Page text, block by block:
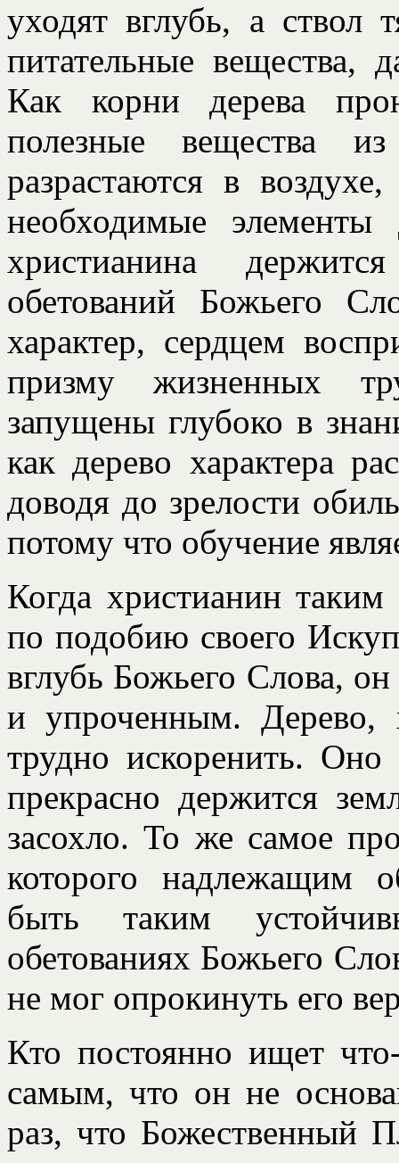
уходят вглубь, а ствол
питательные вещества,
Как корни дерева
полезные вещества
разрастаются в
необходимые
христианина
обетований Божьего
характер, сердцем
призму жизненных
запущены глубоко в
как дерево характера
доводя до зрелости
потому что обучение
Когда христианин таким
по подобию своего
вглубь Божьего Слова,
и упроченным. Дерево,
трудно искоренить. Оно
прекрасно держится
засохло. То же самое
которого надлежащим
быть таким
обетованиях Божьего
не мог опрокинуть его
Кто постоянно ищет
самым, что он не
раз, что Божественный